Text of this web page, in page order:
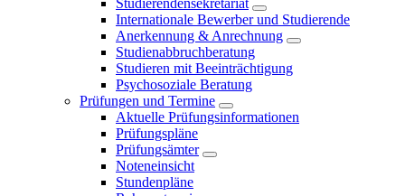
Studierendensekretariat
Internationale Bewerber und Studierende
Anerkennung & Anrechnung
Studienabbruchberatung
Studieren mit Beeinträchtigung
Psychosoziale Beratung
Prüfungen und Termine
Aktuelle Prüfungsinformationen
Prüfungspläne
Prüfungsämter
Noteneinsicht
Stundenpläne